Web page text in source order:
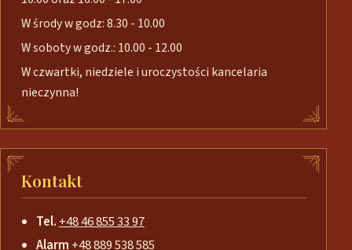
W środy w godz: 8.30 - 10.00
W soboty w godz.: 10.00 - 12.00
W czwartki, niedziele i uroczystości kancelaria
nieczynna!
Kontakt
Tel. +48 46 855 33 97
Alarm+48 889 538 585